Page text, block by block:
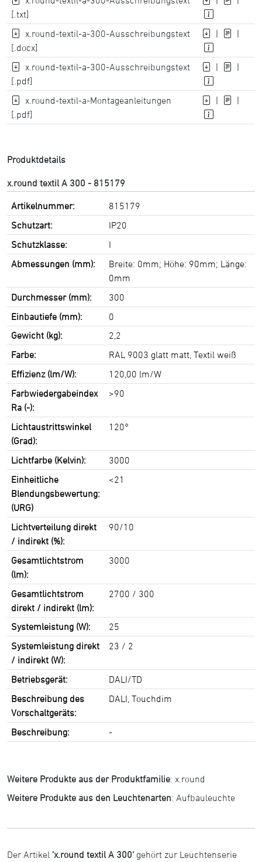
[.txt]
x.round-textil-a-300-Ausschreibungstext
[.docx]
| |
x.round-textil-a-300-Ausschreibungstext
[.pdf]
| |
x.round-textil-a-Montageanleitungen
[.pdf]
| |
Produktdetails
x.round textil A 300 - 815179
Artikelnummer:
815179
Schutzart:
IP20
Schutzklasse:
I
Abmessungen (mm):
Breite: 0mm; Höhe: 90mm; Länge:
0mm
Durchmesser (mm):
300
Einbautiefe (mm):
0
Gewicht (kg):
2,2
Farbe:
RAL 9003 glatt matt, Textil weiß
Effizienz (lm/W):
120,00 lm/W
Farbwiedergabeindex
Ra (-):
>90
Lichtaustrittswinkel
(Grad):
120°
Lichtfarbe (Kelvin):
3000
Einheitliche
Blendungsbewertung:
(URG)
<21
Lichtverteilung direkt
/ indirekt (%):
90/10
Gesamtlichtstrom
(lm):
3000
Gesamtlichtstrom
direkt / indirekt (lm):
2700 / 300
Systemleistung (W):
25
Systemleistung direkt
/ indirekt (W):
23 / 2
Betriebsgerät:
DALI/TD
Beschreibung des
Vorschaltgeräts:
DALI, Touchdim
Beschreibung: -
Weitere Produkte aus der Produktfamilie: x.round
Weitere Produkte aus den Leuchtenarten: Aufbauleuchte
Der Artikel 'x.round textil A 300' gehört zur Leuchtenserie